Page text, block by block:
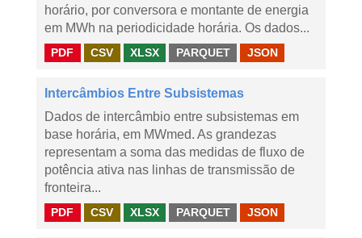
horário, por conversora e montante de energia
em MWh na periodicidade horária. Os dados...
PDF CSV XLSX PARQUET JSON
Intercâmbios Entre Subsistemas
Dados de intercâmbio entre subsistemas em
base horária, em MWmed. As grandezas
representam a soma das medidas de fluxo de
potência ativa nas linhas de transmissão de
fronteira...
PDF CSV XLSX PARQUET JSON